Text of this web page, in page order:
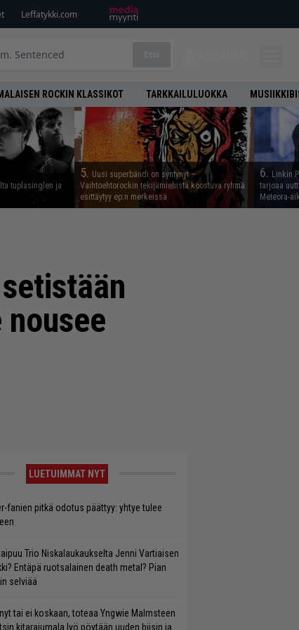
Leffatykki.com
ROCKIN KLASSIKOT TARKKAILULUOKKA
tuplasinglen ja
5. Uusi superbändi on syntynyt –
Vaihtoehtorockin tekijämiehistä koostuva ryhmä
esittäytyy ep:n merkeissä
6. Linkin
tarjoaa
Meteora-
LUETUIMMAT NYT
fanien pitkä odotus päättyy: yhtye tulee
Trio Niskalaukaukselta Jenni Vartiaisen
Entäpä ruotsalainen death metal? Pian
selviää
tai ei koskaan, toteaa Yngwie Malmsteen
kitarajumala lyö pöytään uuden biisin ja